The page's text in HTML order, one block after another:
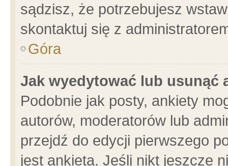
sądzisz, że potrzebujesz
skontaktuj się z
Góra
Jak wyedytować lub usunąć
Podobnie jak posty, ankiety
autorów, moderatorów lub
przejdź do edycji pierwszego
jest ankieta. Jeśli nikt jeszcze